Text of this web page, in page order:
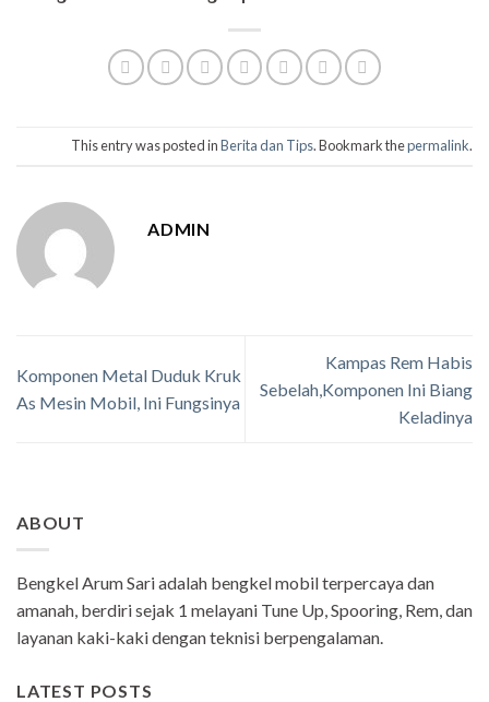
ABOUT
Bengkel Arum Sari adalah bengkel mobil terpercaya dan
amanah, berdiri sejak 1 melayani Tune Up, Spooring, Rem, dan
layanan kaki-kaki dengan teknisi berpengalaman.
LATEST POSTS
This entry was posted inBerita dan Tips. Bookmark thepermalink.
ADMIN
Komponen Metal Duduk Kruk
As Mesin Mobil, Ini Fungsinya
Kampas Rem Habis
Sebelah,Komponen Ini Biang
Keladinya